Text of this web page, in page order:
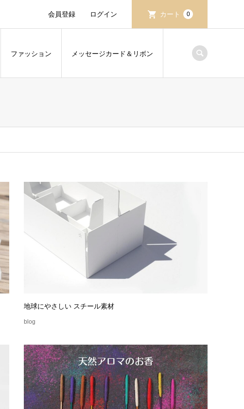
会員登録 ログイン カート 0
ファッション メッセージカード＆リボン
地球にやさしい スチール素材
blog